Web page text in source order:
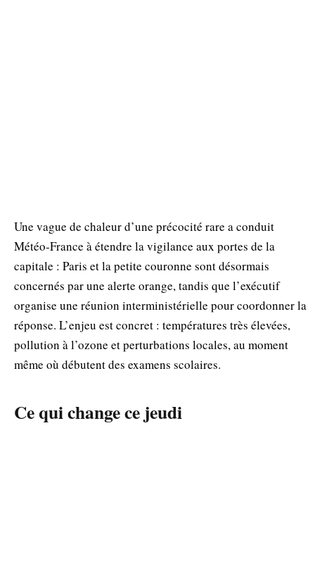
Une vague de chaleur d’une précocité rare a conduit
Météo‑France à étendre la vigilance aux portes de la
capitale : Paris et la petite couronne sont désormais
concernés par une alerte orange, tandis que l’exécutif
organise une réunion interministérielle pour coordonner la
réponse. L’enjeu est concret : températures très élevées,
pollution à l’ozone et perturbations locales, au moment
même où débutent des examens scolaires.
Ce qui change ce jeudi